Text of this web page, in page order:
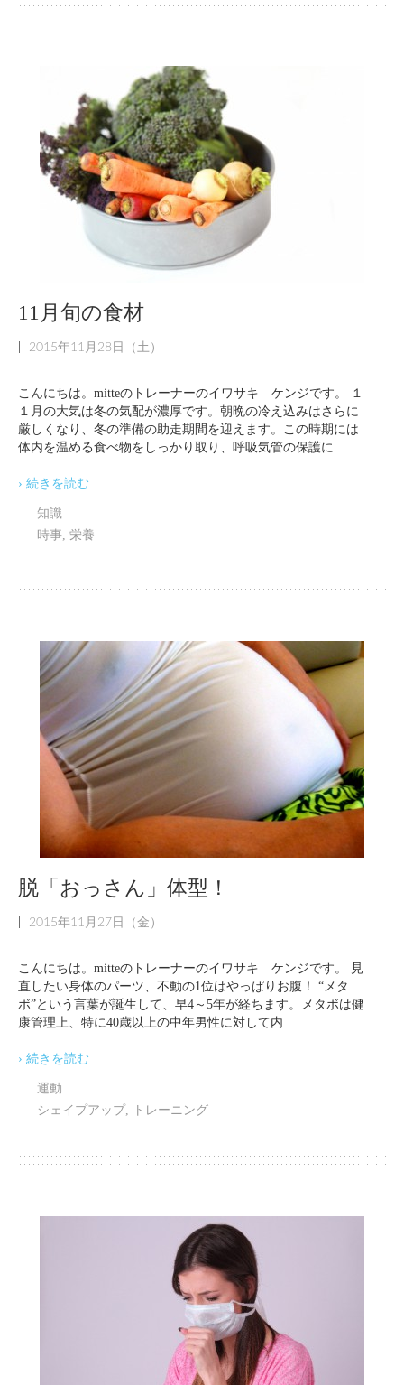
11月旬の食材
2015年11月28日（土）
こんにちは。mitteのトレーナーのイワサキ ケンジです。 １
１月の大気は冬の気配が濃厚です。朝晩の冷え込みはさらに
厳しくなり、冬の準備の助走期間を迎えます。この時期には
体内を温める食べ物をしっかり取り、呼吸気管の保護に
› 続きを読む
知識
時事 栄養
脱「おっさん」体型！
2015年11月27日（金）
こんにちは。mitteのトレーナーのイワサキ ケンジです。 見
直したい身体のパーツ、不動の1位はやっぱりお腹！ “メタ
ボ”という言葉が誕生して、早4～5年が経ちます。メタボは健
康管理上、特に40歳以上の中年男性に対して内
› 続きを読む
運動
シェイプアップ
トレーニング